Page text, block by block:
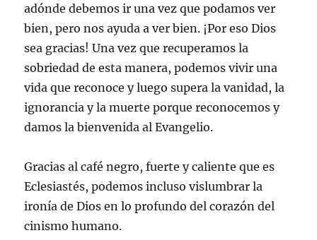
adónde debemos ir una vez que podamos ver
bien, pero nos ayuda a ver bien. ¡Por eso Dios
sea gracias! Una vez que recuperamos la
sobriedad de esta manera, podemos vivir una
vida que reconoce y luego supera la vanidad, la
ignorancia y la muerte porque reconocemos y
damos la bienvenida al Evangelio.
Gracias al café negro, fuerte y caliente que es
Eclesiastés, podemos incluso vislumbrar la
ironía de Dios en lo profundo del corazón del
cinismo humano.